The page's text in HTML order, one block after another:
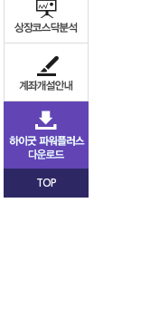
TOP